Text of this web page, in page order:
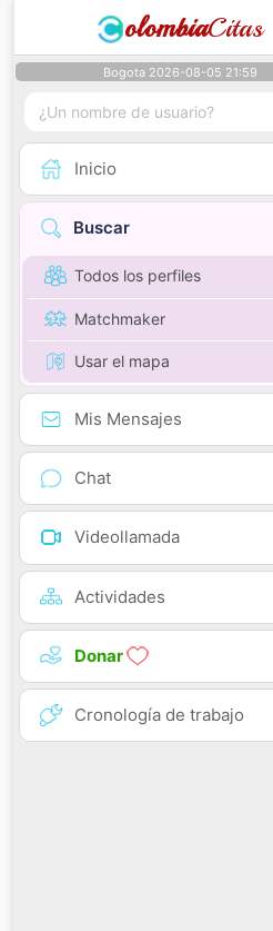
olombiaCitas
Bogota 2026-08-05 21:59
Inicio
Buscar
Todos los perfiles
Matchmaker
Usar el mapa
Mis Mensajes
Chat
Videollamada
Actividades
Donar
Cronología de trabajo